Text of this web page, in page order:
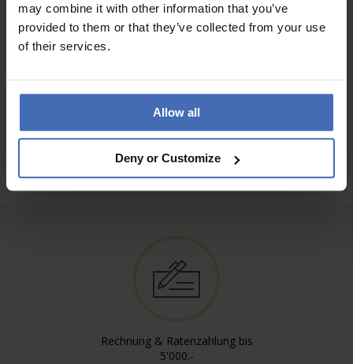
may combine it with other information that you’ve
provided to them or that they’ve collected from your use
of their services.
Allow all
Deny or Customize
Super Uhr die nicht jeder hat.
Rechnung & Ratenzahlung bis
5'000.-